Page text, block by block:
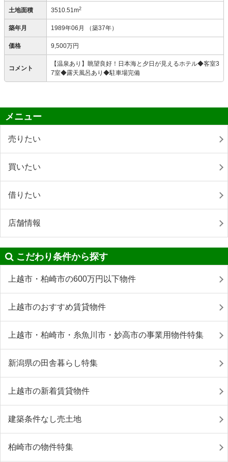
土地面積 3510.51m2
築年月 1989年06月 （築37年）
価格 9,500万円
コメント
【温泉あり】眺望良好！日本海と夕日が見えるホテル◆客室3
7室◆露天風呂あり◆駐車場完備
メニュー
売りたい
買いたい
借りたい
店舗情報
こだわり条件から探す
上越市・柏崎市の600万円以下物件
上越市のおすすめ賃貸物件
上越市・柏崎市・糸魚川市・妙高市の事業用物件特集
新潟県の田舎暮らし特集
上越市の新着賃貸物件
建築条件なし売土地
柏崎市の物件特集